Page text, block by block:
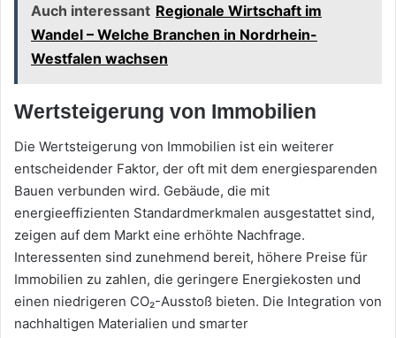
Auch interessant Regionale Wirtschaft im
Wandel – Welche Branchen in Nordrhein-
Westfalen wachsen
Wertsteigerung von Immobilien
Die Wertsteigerung von Immobilien ist ein weiterer
entscheidender Faktor, der oft mit dem energiesparenden
Bauen verbunden wird. Gebäude, die mit
energieeffizienten Standardmerkmalen ausgestattet sind,
zeigen auf dem Markt eine erhöhte Nachfrage.
Interessenten sind zunehmend bereit, höhere Preise für
Immobilien zu zahlen, die geringere Energiekosten und
einen niedrigeren CO₂-Ausstoß bieten. Die Integration von
nachhaltigen Materialien und smarter